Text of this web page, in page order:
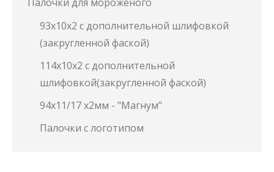
93х10х2 с дополнительной шлифовкой
(закругленной фаской)
114х10х2 с дополнительной
шлифовкой(закругленной фаской)
94х11/17 х2мм - "Магнум"
Палочки с логотипом